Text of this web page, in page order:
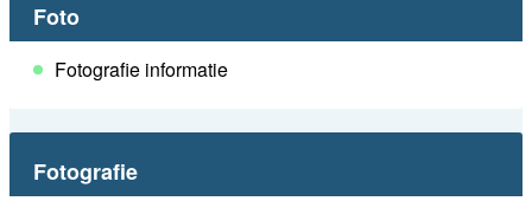
Foto
Fotografie informatie
Fotografie